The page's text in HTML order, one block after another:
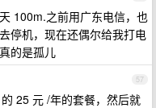
100m.之前用广东电信，也
停机，现在还偶尔给我打电
的是孤儿
57
25 元 /年的套餐，然后就